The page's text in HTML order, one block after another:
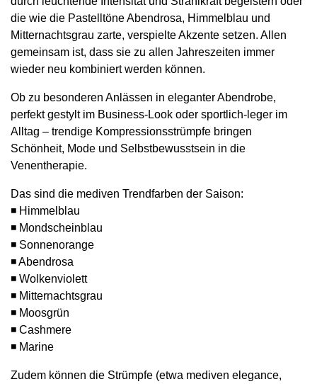
die wie die Pastelltöne Abendrosa, Himmelblau und
Mitternachtsgrau zarte, verspielte Akzente setzen. Allen
gemeinsam ist, dass sie zu allen Jahreszeiten immer
wieder neu kombiniert werden können.
Ob zu besonderen Anlässen in eleganter Abendrobe,
perfekt gestylt im Business-Look oder sportlich-leger im
Alltag – ­trendige Kompressionsstrümpfe bringen
Schönheit, Mode und Selbstbewusstsein in die
Venentherapie.
Das sind die mediven Trendfarben der Saison:
◾ Himmelblau
◾ Mondscheinblau
◾ Sonnenorange
◾ Abendrosa
◾ Wolkenviolett
◾ Mitternachtsgrau
◾ Moosgrün
◾ Cashmere
◾ Marine
Zudem können die Strümpfe (etwa mediven elegance,